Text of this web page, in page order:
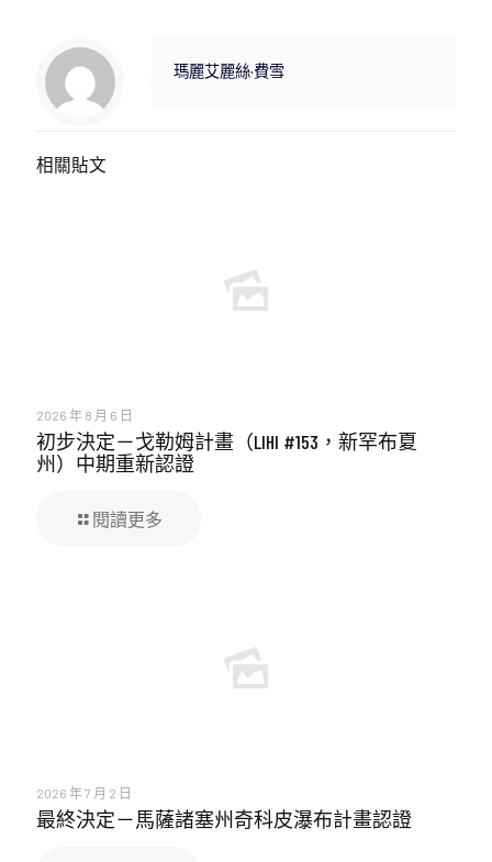
瑪麗艾麗絲·費雪
相關貼文
2026 年 8 月 6 日
初步決定－戈勒姆計畫（LIHI #153，新罕布夏
州）中期重新認證
閱讀更多
2026 年 7 月 2 日
最終決定－馬薩諸塞州奇科皮瀑布計畫認證